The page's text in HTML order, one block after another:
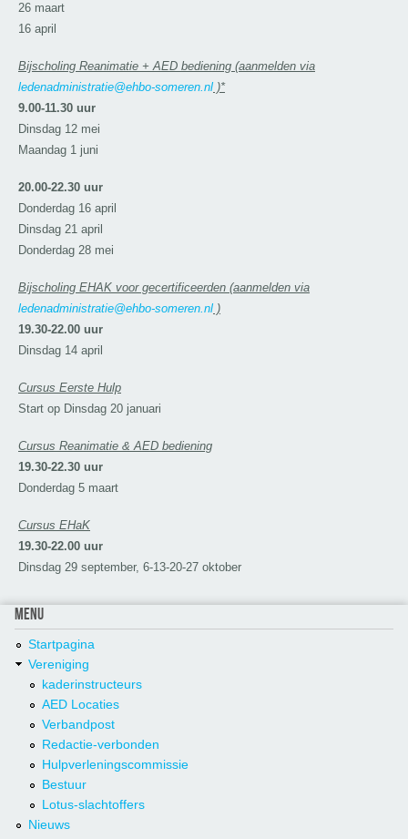
26 maart
16 april
Bijscholing Reanimatie + AED bediening (aanmelden via
ledenadministratie@ehbo-someren.nl )*
9.00-11.30 uur
Dinsdag 12 mei
Maandag 1 juni
20.00-22.30 uur
Donderdag 16 april
Dinsdag 21 april
Donderdag 28 mei
Bijscholing EHAK voor gecertificeerden (aanmelden via
ledenadministratie@ehbo-someren.nl )
19.30-22.00 uur
Dinsdag 14 april
Cursus Eerste Hulp
Start op Dinsdag 20 januari
Cursus Reanimatie & AED bediening
19.30-22.30 uur
Donderdag 5 maart
Cursus EHaK
19.30-22.00 uur
Dinsdag 29 september, 6-13-20-27 oktober
MENU
Startpagina
Vereniging
kaderinstructeurs
AED Locaties
Verbandpost
Redactie-verbonden
Hulpverleningscommissie
Bestuur
Lotus-slachtoffers
Nieuws